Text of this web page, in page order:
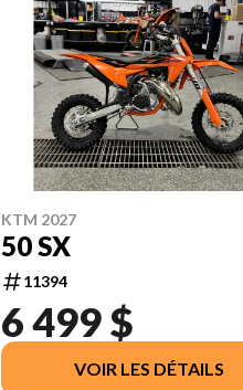
KTM 2027
50 SX
11394
6 499 $
VOIR LES DÉTAILS